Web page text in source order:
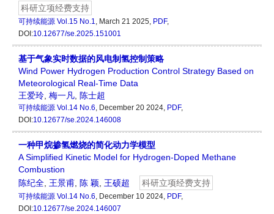
科研立项经费支持
可持续能源 Vol.15 No.1, March 21 2025, PDF,
DOI:10.12677/se.2025.151001
基于气象实时数据的风电制氢控制策略
Wind Power Hydrogen Production Control Strategy Based on
Meteorological Real-Time Data
王爱玲 梅一凡 陈士超
可持续能源 Vol.14 No.6, December 20 2024, PDF,
DOI:10.12677/se.2024.146008
一种甲烷掺氢燃烧的简化动力学模型
A Simplified Kinetic Model for Hydrogen-Doped Methane
Combustion
陈纪全 王景甫 陈 颖 王硕超 科研立项经费支持
可持续能源 Vol.14 No.6, December 10 2024, PDF,
DOI:10.12677/se.2024.146007